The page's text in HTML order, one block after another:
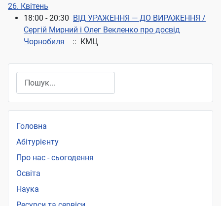
26. Квітень
18:00 - 20:30 ВІД УРАЖЕННЯ — ДО ВИРАЖЕННЯ /
Сергій Мирний і Олег Векленко про досвід
Чорнобиля
:: КМЦ
Головна
Абітурієнту
Про нас - сьогодення
Освіта
Наука